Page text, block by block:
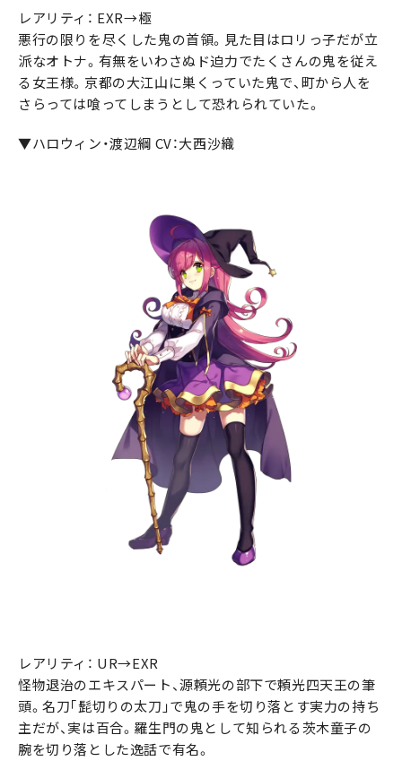
レアリティ： EXR→極
悪行の限りを尽くした鬼の首領。見た目はロリっ子だが立
派なオトナ。有無をいわさぬド迫力でたくさんの鬼を従え
る女王様。京都の大江山に巣くっていた鬼で、町から人を
さらっては喰ってしまうとして恐れられていた。
▼ハロウィン・渡辺綱 CV：大西沙織
レアリティ： UR→EXR
怪物退治のエキスパート、源頼光の部下で頼光四天王の筆
頭。名刀｢髭切りの太刀｣で鬼の手を切り落とす実力の持ち
主だが、実は百合。羅生門の鬼として知られる茨木童子の
腕を切り落とした逸話で有名。